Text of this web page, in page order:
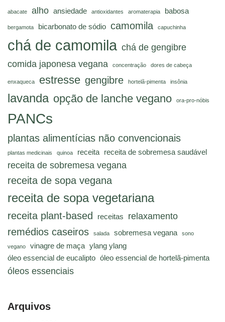
abacate alho ansiedade antioxidantes aromaterapia babosa
bergamota bicarbonato de sódio camomila capuchinha
chá de camomila chá de gengibre
comida japonesa vegana
concentração dores de cabeça
enxaqueca estresse gengibre hortelã-pimenta insônia
lavanda opção de lanche vegano ora-pro-nóbis
PANCs
plantas alimentícias não convencionais
plantas medicinais quinoa receita receita de sobremesa saudável
receita de sobremesa vegana
receita de sopa vegana
receita de sopa vegetariana
receita plant-based receitas relaxamento
remédios caseiros salada sobremesa vegana sono
vegano vinagre de maça ylang ylang
óleo essencial de eucalipto óleo essencial de hortelã-pimenta
óleos essenciais
Arquivos